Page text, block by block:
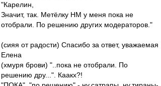
"Карелин,
Значит, так. Метёлку НМ у меня пока не
отобрали. По решению других модераторов."
(сияя от радости) Спасибо за ответ, уважаемая
Елена
(хмуря брови) "..пока не отобрали. По
решению дру...". Каакх?!